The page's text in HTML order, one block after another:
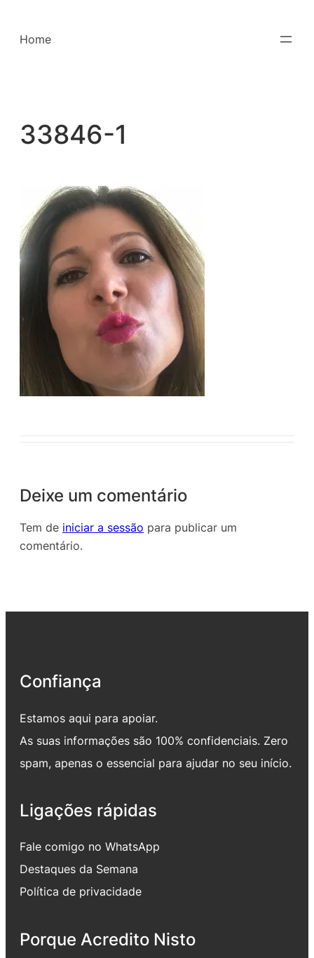
para
Home
33846-1
Deixe um comentário
Tem de iniciar a sessão para publicar um
comentário.
Confiança
Estamos aqui para apoiar.
As suas informações são 100% confidenciais. Zero
spam, apenas o essencial para ajudar no seu início.
Ligações rápidas
Fale comigo no WhatsApp
Destaques da Semana
Política de privacidade
Porque Acredito Nisto